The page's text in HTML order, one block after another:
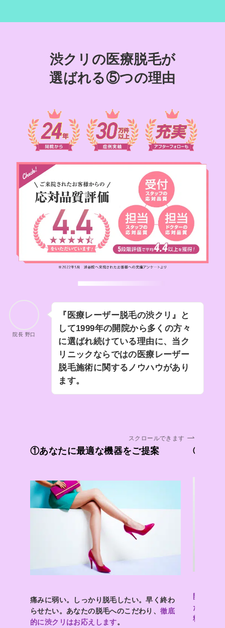
渋クリの医療脱毛が
選ばれる⑤つの理由
院長 野口
『医療レーザー脱毛の渋クリ』と
して1999年の開院から多くの方々
に選ばれ続けている理由に、当ク
リニックならではの医療レーザー
脱毛施術に関するノウハウがあり
ます。
スクロールできます
①あなたに最適な機器をご提案
痛みに弱い。しっかり脱毛したい。早く終わ
らせたい。あなたの脱毛へのこだわり、徹底
的に渋クリはお応えします。
②カウ
開院から
た
料